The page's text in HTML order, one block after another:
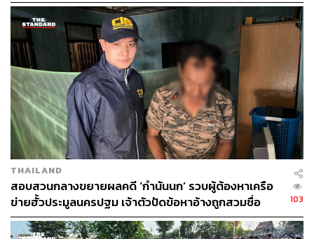
THAILAND
สอบสวนกลางขยายผลคดี ‘กำนันนก’ รวบผู้ต้องหาเครือ
ข่ายฮั้วประมูลนครปฐม เจ้าตัวปัดข้อหาอ้างถูกสวมชื่อ
103